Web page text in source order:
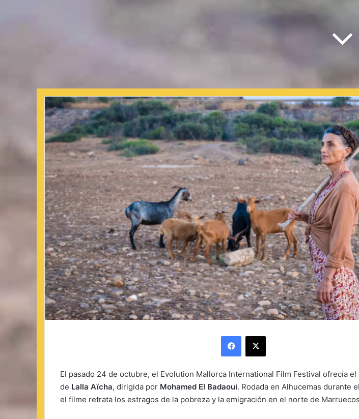
Facebook
X
El pasado 24 de octubre, el Evolution Mallorca International Film Festival ofrecía
de Lalla Aïcha, dirigida por Mohamed El Badaoui. Rodada en Alhucemas durante
el filme retrata los estragos de la pobreza y la emigración en el norte de